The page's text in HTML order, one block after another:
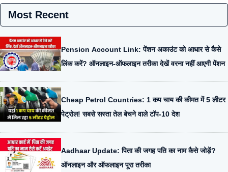
Most Recent
Pension Account Link: पेंशन अकाउंट को आधार से कैसे
लिंक करें? ऑनलाइन-ऑफलाइन तरीका देखें वरना नहीं आएगी पेंशन
Cheap Petrol Countries: 1 कप चाय की कीमत में 5 लीटर
पेट्रोल! सबसे सस्ता तेल बेचने वाले टॉप-10 देश
Aadhaar Update: पिता की जगह पति का नाम कैसे जोड़ें?
ऑनलाइन और ऑफलाइन पूरा तरीका